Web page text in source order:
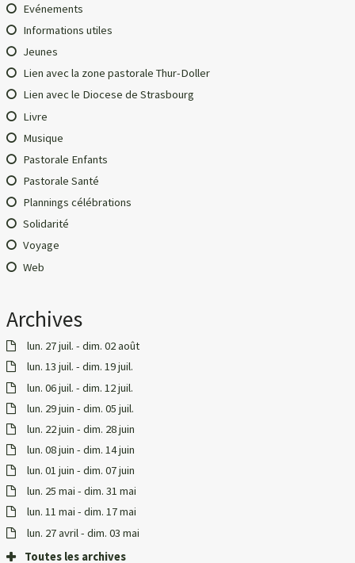
Evénements
Informations utiles
Jeunes
Lien avec la zone pastorale Thur-Doller
Lien avec le Diocese de Strasbourg
Livre
Musique
Pastorale Enfants
Pastorale Santé
Plannings célébrations
Solidarité
Voyage
Web
Archives
lun. 27 juil. - dim. 02 août
lun. 13 juil. - dim. 19 juil.
lun. 06 juil. - dim. 12 juil.
lun. 29 juin - dim. 05 juil.
lun. 22 juin - dim. 28 juin
lun. 08 juin - dim. 14 juin
lun. 01 juin - dim. 07 juin
lun. 25 mai - dim. 31 mai
lun. 11 mai - dim. 17 mai
lun. 27 avril - dim. 03 mai
Toutes les archives